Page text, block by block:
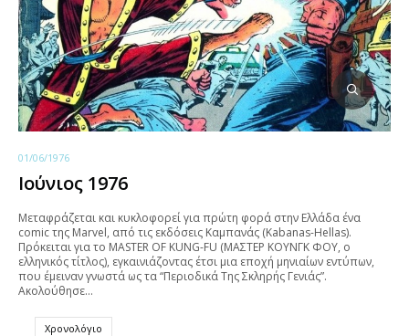
01/06/1976
Ιούνιος 1976
Μεταφράζεται και κυκλοφορεί για πρώτη φορά στην Ελλάδα ένα
comic της Marvel, από τις εκδόσεις Καμπανάς (Kabanas-Hellas).
Πρόκειται για το MASTER OF KUNG-FU (ΜΑΣΤΕΡ ΚΟΥΝΓΚ ΦΟΥ, ο
ελληνικός τίτλος), εγκαινιάζοντας έτσι μια εποχή μηνιαίων εντύπων,
που έμειναν γνωστά ως τα “Περιοδικά Της Σκληρής Γενιάς”.
Ακολούθησε…
Χρονολόγιο